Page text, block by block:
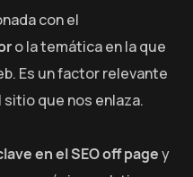
con el
o la temática en la que
Es un factor relevante
que nos enlaza.
en el SEO off pagey